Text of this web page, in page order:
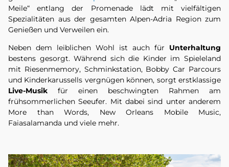
Meile“
entlang der Promenade lädt mit vielfältigen
Spezialitäten aus der gesamten Alpen-Adria Region zum
Genießen und Verweilen ein.
Neben dem leiblichen Wohl ist auch für Unterhaltung
bestens gesorgt. Während sich die Kinder im Spieleland
mit Riesenmemory, Schminkstation, Bobby Car Parcours
und Kinderkarussells vergnügen können, sorgt erstklassige
Live-Musik für einen beschwingten Rahmen am
frühsommerlichen Seeufer. Mit dabei sind unter anderem
More than Words, New Orleans Mobile Music,
Faiasalamanda und viele mehr.